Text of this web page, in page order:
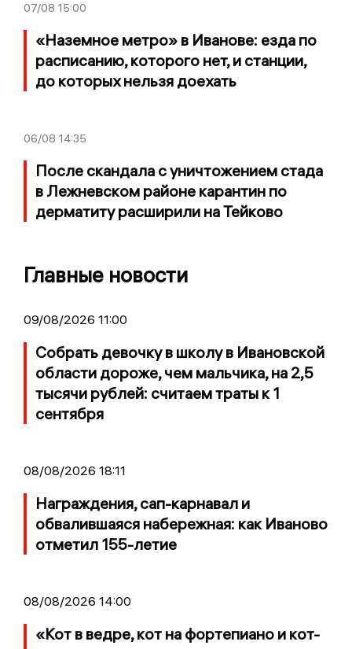
07/08 15:00
«Наземное метро» в Иванове: езда по
расписанию, которого нет, и станции,
до которых нельзя доехать
06/08 14:35
После скандала с уничтожением стада
в Лежневском районе карантин по
дерматиту расширили на Тейково
Главные новости
09/08/2026 11:00
Собрать девочку в школу в Ивановской
области дороже, чем мальчика, на 2,5
тысячи рублей: считаем траты к 1
сентября
08/08/2026 18:11
Награждения, сап-карнавал и
обвалившаяся набережная: как Иваново
отметил 155-летие
08/08/2026 14:00
«Кот в ведре, кот на фортепиано и кот-